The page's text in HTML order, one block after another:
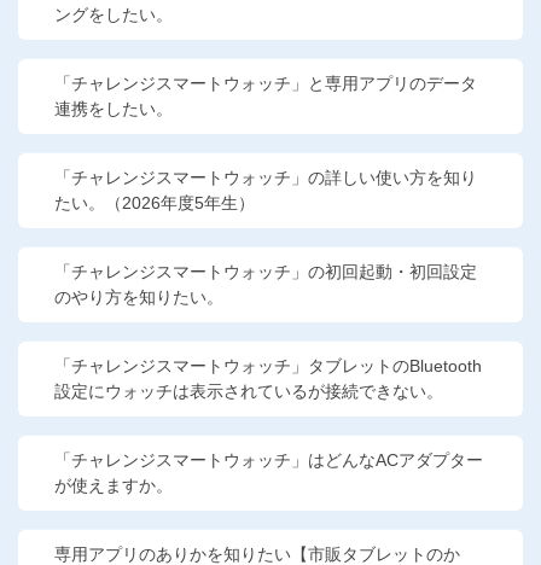
ングをしたい。
「チャレンジスマートウォッチ」と専用アプリのデータ
連携をしたい。
「チャレンジスマートウォッチ」の詳しい使い方を知り
たい。（2026年度5年生）
「チャレンジスマートウォッチ」の初回起動・初回設定
のやり方を知りたい。
「チャレンジスマートウォッチ」タブレットのBluetooth
設定にウォッチは表示されているが接続できない。
「チャレンジスマートウォッチ」はどんなACアダプター
が使えますか。
専用アプリのありかを知りたい【市販タブレットのか